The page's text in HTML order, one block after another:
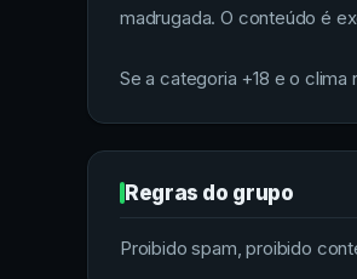
madrugada. O conteúdo é
Se a categoria +18 e o
Regras do grupo
Proibido spam, proibido